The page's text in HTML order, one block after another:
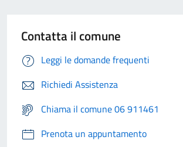
Contatta il comune
Leggi le domande frequenti
Richiedi Assistenza
Chiama il comune 06 911461
Prenota un appuntamento